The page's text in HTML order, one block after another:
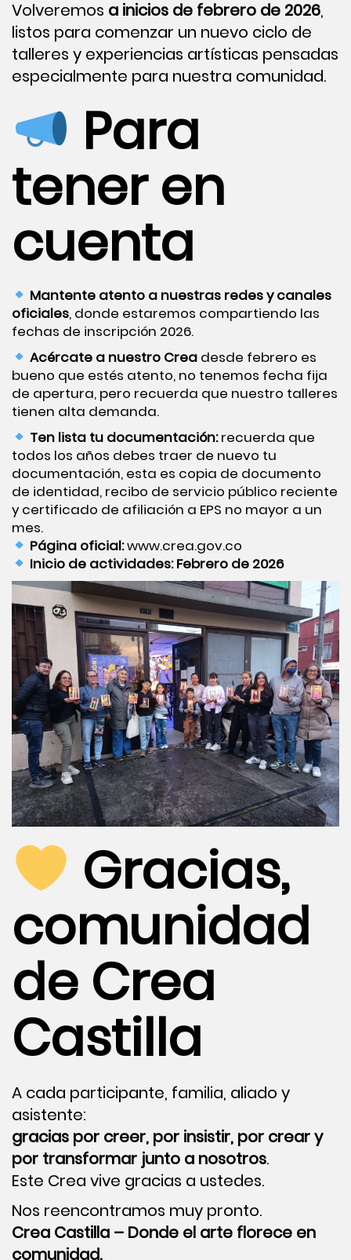
Volveremos a inicios de febrero de 2026,
listos para comenzar un nuevo ciclo de
talleres y experiencias artísticas pensadas
especialmente para nuestra comunidad.
Para
tener en
cuenta
Mantente atento a nuestras redes y canales
oficiales, donde estaremos compartiendo las
fechas de inscripción 2026.
Acércate a nuestro Crea desde febrero es
bueno que estés atento, no tenemos fecha fija
de apertura, pero recuerda que nuestro talleres
tienen alta demanda.
Ten lista tu documentación:recuerda que
todos los años debes traer de nuevo tu
documentación, esta es copia de documento
de identidad, recibo de servicio público reciente
y certificado de afiliación a EPS no mayor a un
mes.
Página oficial:www.crea.gov.co
Inicio de actividades: Febrero de 2026
Gracias,
comunidad
de Crea
Castilla
A cada participante, familia, aliado y
asistente:
gracias por creer, por insistir, por crear y
por transformar junto a nosotros.
Este Crea vive gracias a ustedes.
Nos reencontramos muy pronto.
Crea Castilla – Donde el arte florece en
comunidad.